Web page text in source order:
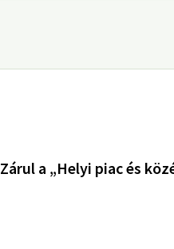
Zárul a „Helyi piac és